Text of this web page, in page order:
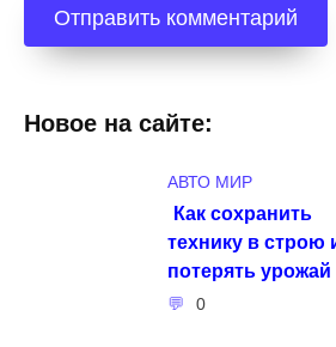
Новое на сайте:
АВТО МИР
Как сохранить
технику в строю
потерять урожай
0